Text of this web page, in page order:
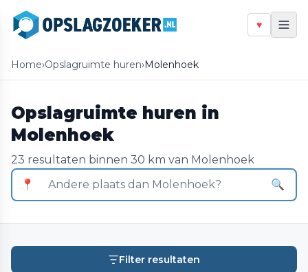
♥
Home›Opslagruimte huren›Molenhoek
Opslagruimte huren in
Molenhoek
23 resultaten binnen 30 km van Molenhoek
📍
🔍
Filter resultaten